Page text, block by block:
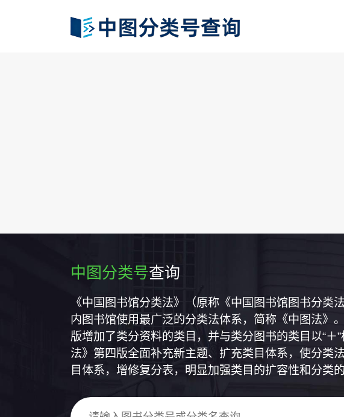
中图分类号查询
《中国图书馆分类法》（原称《中国图书馆图书分
内图书馆使用最广泛的分类法体系，简称《中图法》
版增加了类分资料的类目，并与类分图书的类目以“
法》第四版全面补充新主题、扩充类目体系，使分类
目体系，增修复分表，明显加强类目的扩容性和分类的